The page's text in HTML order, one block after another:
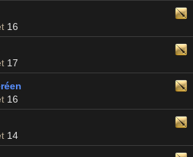
16
17
16
14